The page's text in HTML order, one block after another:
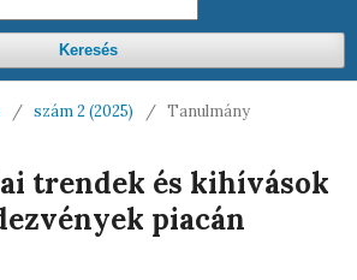
Keresés
/ szám 2 (2025) / Tanulmány
trendek és kihívások
piacán